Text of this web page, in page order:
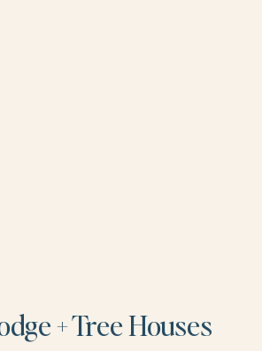
+ Tree Houses